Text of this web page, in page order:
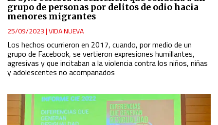
grupo de personas por delitos de odio hacia
menores migrantes
25/09/2023|VIDA NUEVA
Los hechos ocurrieron en 2017, cuando, por medio de un
grupo de Facebook, se vertieron expresiones humillantes,
agresivas y que incitaban a la violencia contra los niños, niñas
y adolescentes no acompañados
Use profiles to select personalised content
Measure advertising performance
Measure content performance
Understand audiences through statistics or combinations
of data from different sources